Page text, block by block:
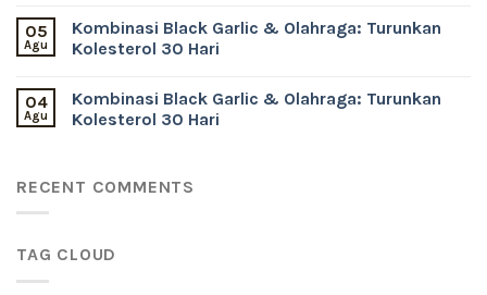
05
Agu
Kombinasi Black Garlic & Olahraga: Turunkan
Kolesterol 30 Hari
04
Agu
Kombinasi Black Garlic & Olahraga: Turunkan
Kolesterol 30 Hari
RECENT COMMENTS
TAG CLOUD